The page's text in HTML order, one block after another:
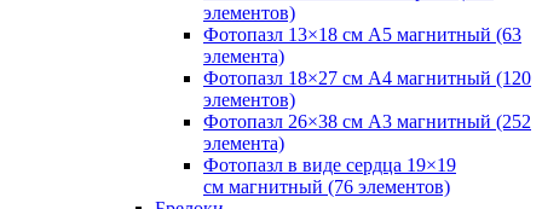
элементов)
Фотопазл 13×18 см А5 магнитный (63
элемента)
Фотопазл 18×27 см А4 магнитный (120
элементов)
Фотопазл 26×38 см А3 магнитный (252
элемента)
Фотопазл в виде сердца 19×19
см магнитный (76 элементов)